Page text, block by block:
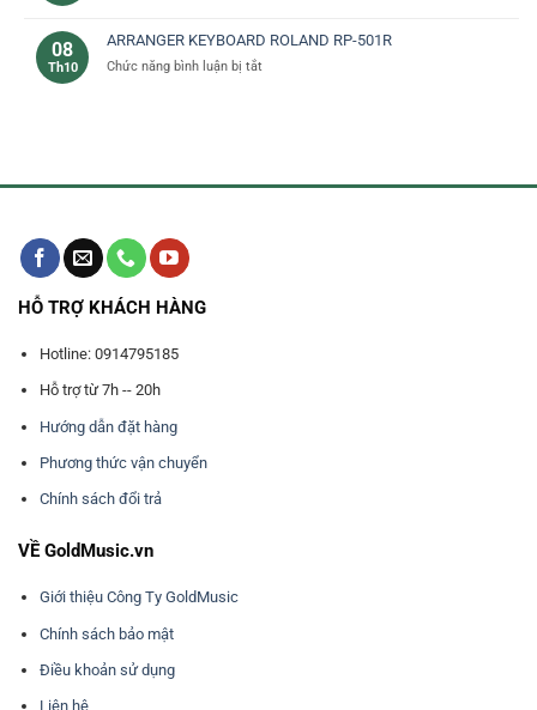
tử
dùng
08
Th10
ARRANGER KEYBOARD ROLAND RP-501R
Chức năng bình luận bị tắtở
HỖ TRỢ KHÁCH HÀNG
Hotline: 0914795185
Hỗ trợ từ 7h -- 20h
Hướng dẫn đặt hàng
Phương thức vận chuyển
Chính sách đổi trả
VỀ GoldMusic.vn
Giới thiệu Công Ty GoldMusic
Chính sách bảo mật
Điều khoản sử dụng
Liên hệ